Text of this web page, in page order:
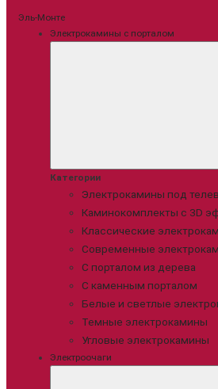
Эль-Монте
Электрокамины с порталом
Категории
Электрокамины под
Каминокомплекты с 3D
Классические
Современные
С порталом из дерева
С каменным порталом
Белые и светлые
Темные электрокамины
Угловые электрокамины
Электроочаги